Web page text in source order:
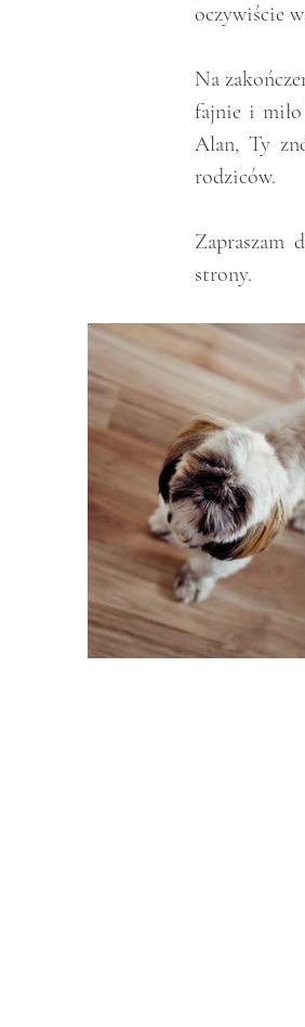
oczywiście
Na
fajnie i
Alan, Ty
rodziców.
Zapraszam
strony.